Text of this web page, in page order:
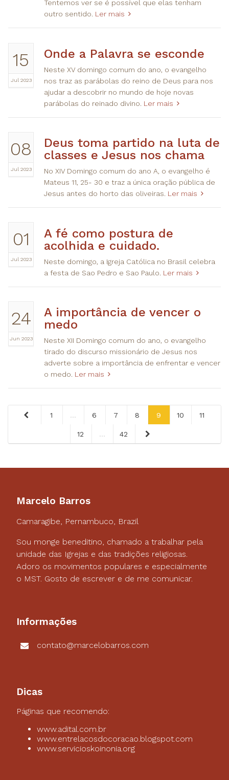
Tentemos ver se é possível que elas tenham
outro sentido. Ler mais
15
Jul 2023
Onde a Palavra se esconde
Neste XV domingo comum do ano, o evangelho
nos traz as parábolas do reino de Deus para nos
ajudar a descobrir no mundo de hoje novas
parábolas do reinado divino. Ler mais
08
Jul 2023
Deus toma partido na luta de
classes e Jesus nos chama
No XIV Domingo comum do ano A, o evangelho é
Mateus 11, 25- 30 e traz a única oração pública de
Jesus antes do horto das oliveiras. Ler mais
01
Jul 2023
A fé como postura de
acolhida e cuidado.
Neste domingo, a Igreja Católica no Brasil celebra
a festa de Sao Pedro e Sao Paulo. Ler mais
24
Jun 2023
A importância de vencer o
medo
Neste XII Domingo comum do ano, o evangelho
tirado do discurso missionário de Jesus nos
adverte sobre a importância de enfrentar e vencer
o medo. Ler mais
1 ... 6 7 8 9 10 11
12 ... 42
Marcelo Barros
Camaragibe, Pernambuco, Brazil
Sou monge beneditino, chamado a trabalhar pela
unidade das Igrejas e das tradições religiosas.
Adoro os movimentos populares e especialmente
o MST. Gosto de escrever e de me comunicar.
Informações
contato@marcelobarros.com
Dicas
Páginas que recomendo:
www.adital.com.br
www.entrelacosdocoracao.blogspot.com
www.servicioskoinonia.org